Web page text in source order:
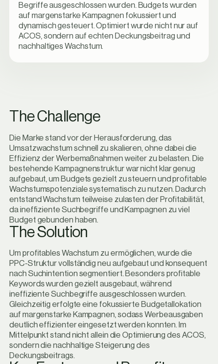
Begriffe ausgeschlossen wurden. Budgets wurden
auf margenstarke Kampagnen fokussiert und
dynamisch gesteuert. Optimiert wurde nicht nur auf
ACOS, sondern auf echten Deckungsbeitrag und
nachhaltiges Wachstum.
TheCha enge
Die Marke stand vor der Herausforderung, das
Umsatzwachstum schnell zu skalieren, ohne dabei die
Effizienz der Werbemaßnahmen weiter zu belasten. Die
bestehende Kampagnenstruktur war nicht klar genug
aufgebaut, um Budgets gezielt zu steuern und profitable
Wachstumspotenziale systematisch zu nutzen. Dadurch
entstand Wachstum teilweise zulasten der Profitabilität,
da ineffiziente Suchbegriffe und Kampagnen zu viel
Budget gebunden haben.
TheSol ution
Um profitables Wachstum zu ermöglichen, wurde die
PPC-Struktur vollständig neu aufgebaut und konsequent
nach Suchintention segmentiert. Besonders profitable
Keywords wurden gezielt ausgebaut, während
ineffiziente Suchbegriffe ausgeschlossen wurden.
Gleichzeitig erfolgte eine fokussierte Budgetallokation
auf margenstarke Kampagnen, sodass Werbeausgaben
deutlich effizienter eingesetzt werden konnten. Im
Mittelpunkt stand nicht allein die Optimierung des ACOS,
sondern die nachhaltige Steigerung des
Deckungsbeitrags.